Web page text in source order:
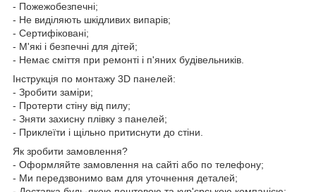
- Пожежобезпечні;
- Не виділяють шкідливих випарів;
- Сертифіковані;
- М'які і безпечні для дітей;
- Немає сміття при ремонті і п'яних будівельників.
Інструкція по монтажу 3D панелей:
- Зробити заміри;
- Протерти стіну від пилу;
- Зняти захисну плівку з панелей;
- Приклеїти і щільно притиснути до стіни.
Як зробити замовлення?
- Оформляйте замовлення на сайті або по телефону;
- Ми передзвонимо вам для уточнення деталей;